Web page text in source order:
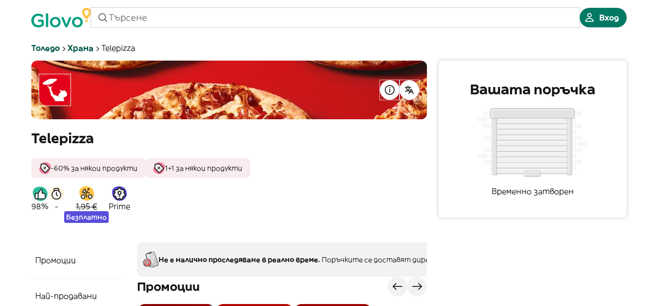
Вход
Толедо Храна Telepizza
Telepizza
-60% за някои продукти 1+1 за някои продукти
98% - 1,95 €
Безплатно
Prime
Промоции
Най-продавани
Не е налично проследяване в реално време. Поръчките се доставят директно от обекта.
Промоции
Вашата поръчка
Временно затворен